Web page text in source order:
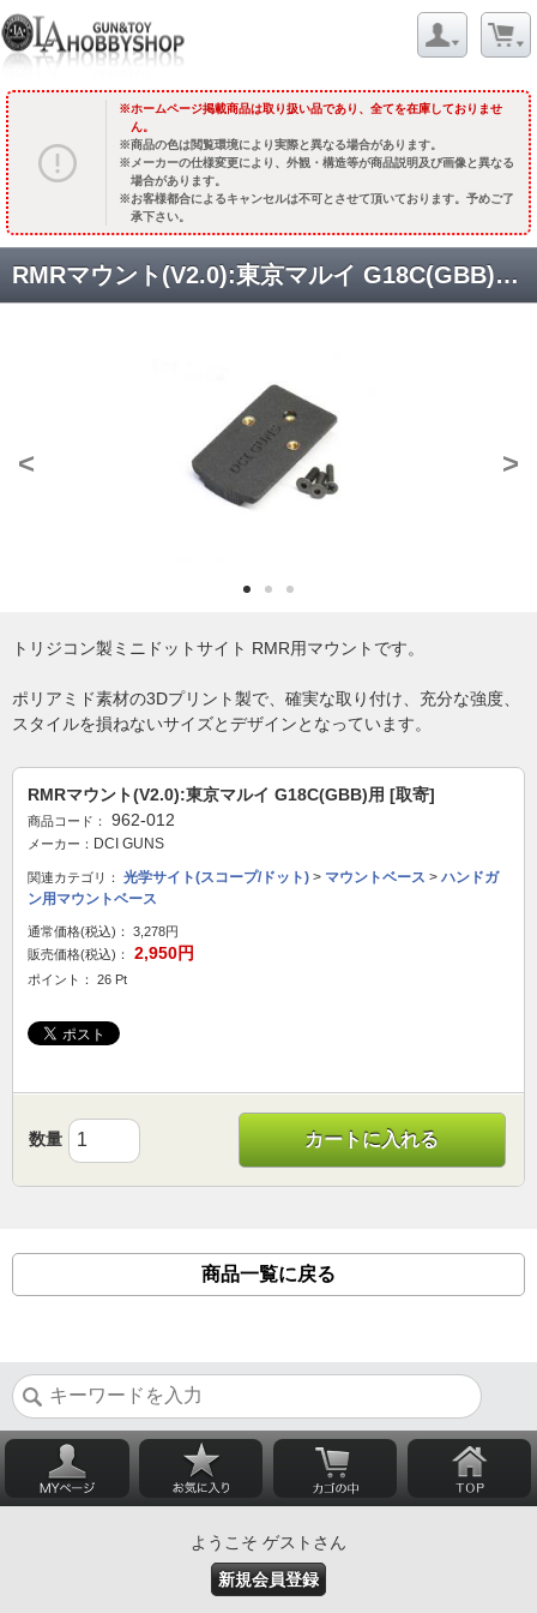
ホームページ掲載商品は取り扱い品であり、全てを在庫しておりませ
ん。
商品の色は閲覧環境により実際と異なる場合があります。
メーカーの仕様変更により、外観・構造等が商品説明及び画像と異なる
場合があります。
お客様都合によるキャンセルは不可とさせて頂いております。予めご了
承下さい。
RMRマウント(V2.0):東京マルイ G18C(GBB)用 [取寄]
< >
トリジコン製ミニドットサイト RMR用マウントです。
ポリアミド素材の3Dプリント製で、確実な取り付け、充分な強度、
スタイルを損ねないサイズとデザインとなっています。
RMRマウント(V2.0):東京マルイ G18C(GBB)用 [取寄]
商品コード： 962-012
メーカー： DCI GUNS
関連カテゴリ： 光学サイト(スコープ/ドット) > マウントベース > ハンドガ
ン用マウントベース
通常価格(税込)：
3,278円
販売価格(税込)：
2,950円
ポイント： 26 Pt
数量 カートに入れる
商品一覧に戻る
ようこそ ゲストさん
新規会員登録